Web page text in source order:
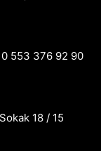
553 376 92 90
18 / 15